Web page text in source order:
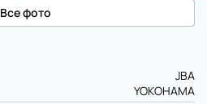
Все фото
JBA
YOKOHAMA